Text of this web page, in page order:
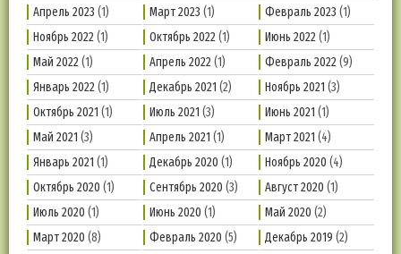
Апрель 2023 (1) Март 2023 (1) Февраль 2023 (1)
Ноябрь 2022(1) Октябрь 2022(1) Июнь 2022(1)
Май 2022(1) Апрель 2022(1) Февраль 2022(9)
Январь 2022(1) Декабрь 2021 (2) Ноябрь 2021 (3)
Октябрь 2021 (1) Июль 2021 (3) Июнь 2021 (1)
Май 2021 (3) Апрель 2021 (1) Март 2021 (4)
Январь 2021 (1) Декабрь 2020 (1) Ноябрь 2020 (4)
Октябрь 2020 (1) Сентябрь 2020 (3) Август 2020 (1)
Июль 2020 (1) Июнь 2020 (1) Май 2020 (2)
Март 2020 (8) Февраль 2020 (5) Декабрь 2019 (2)